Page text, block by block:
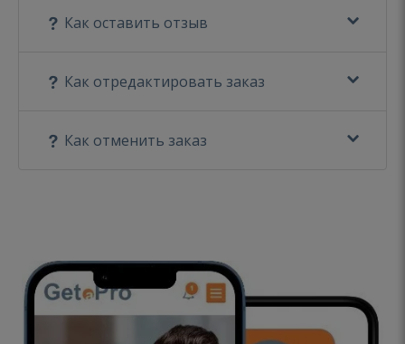
Как оставить отзыв
Как отредактировать заказ
Как отменить заказ